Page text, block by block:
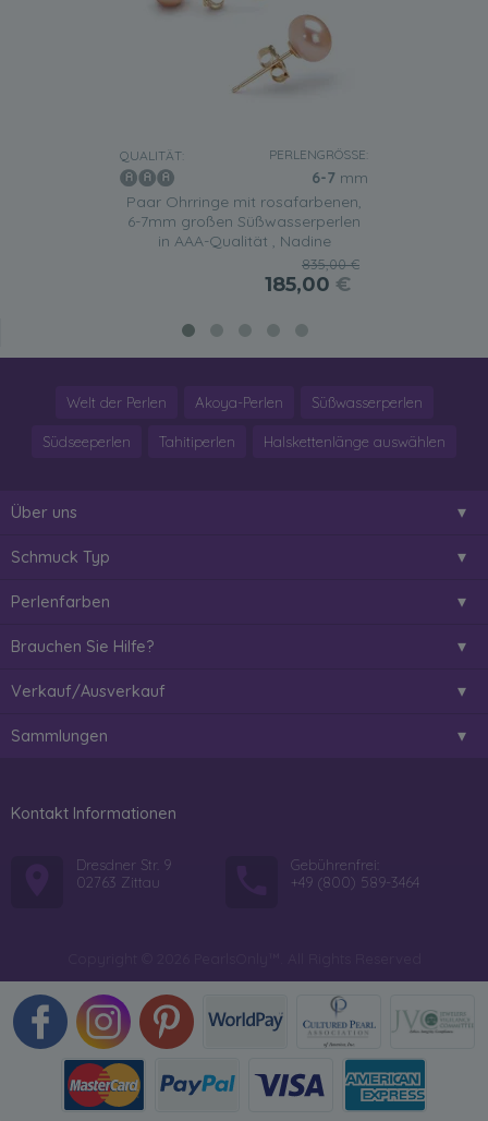
QUALITÄT: PERLENGRÖSSE:
6-7 mm
Paar Ohrringe mit rosafarbenen,
6-7mm großen Süßwasserperlen
in AAA-Qualität , Nadine
835,00 €
185,00 €
Welt der Perlen Akoya-Perlen Süßwasserperlen
Südseeperlen Tahitiperlen Halskettenlänge auswählen
Über uns
Schmuck Typ
Perlenfarben
Brauchen Sie Hilfe?
Verkauf/Ausverkauf
Sammlungen
Kontakt Informationen
Dresdner Str. 9
02763 Zittau
Gebührenfrei:
+49 (800) 589-3464